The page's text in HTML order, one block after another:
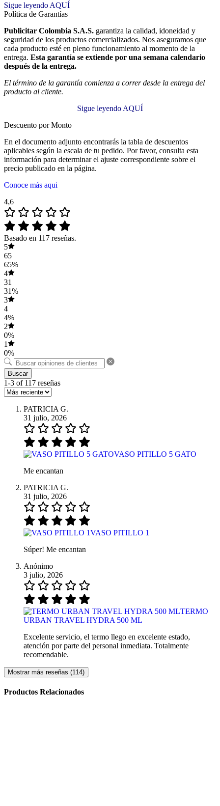
Sigue leyendo AQUÍ
Política de Garantías
Publicitar Colombia S.A.S. garantiza la calidad, idoneidad y
seguridad de los productos comercializados. Nos aseguramos que
cada producto esté en pleno funcionamiento al momento de la
entrega. Esta garantía se extiende por una semana calendario
después de la entrega.
El término de la garantía comienza a correr desde la entrega del
producto al cliente.
Sigue leyendo AQUÍ
Descuento por Monto
En el documento adjunto encontrarás la tabla de descuentos
aplicables según la escala de tu pedido. Por favor, consulta esta
información para determinar el ajuste correspondiente sobre el
precio publicado en la página.
Conoce más aqui
4,6
Basado en 117 reseñas.
5
65
65%
4
31
31%
3
4
4%
2
0%
1
0%
Buscar
1-3 of 117 reseñas
PATRICIA G.
31 julio, 2026
VASO PITILLO 5 GATO
Me encantan
PATRICIA G.
31 julio, 2026
VASO PITILLO 1
Súper! Me encantan
Anónimo
3 julio, 2026
TERMO
URBAN TRAVEL HYDRA 500 ML
Excelente servicio, el termo llego en excelente estado,
atención por parte del personal inmediata. Totalmente
recomendable.
Mostrar más reseñas (114)
Productos Relacionados